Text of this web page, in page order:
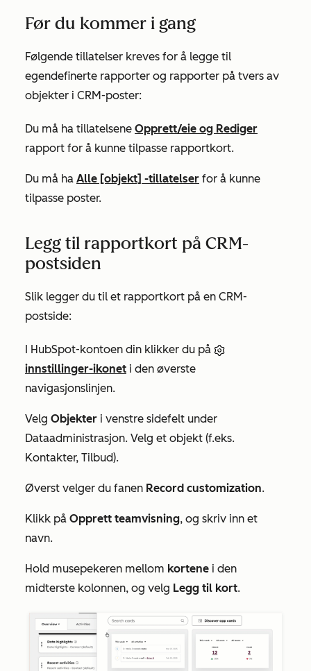
Før du kommer i gang
Følgende tillatelser kreves for å legge til
egendefinerte rapporter og rapporter på tvers av
objekter i CRM-poster:
Du må ha tillatelsene Opprett/eie og Rediger
rapport for å kunne tilpasse rapportkort.
Du må ha Alle [objekt] -tillatelser for å kunne
tilpasse poster.
Legg til rapportkort på CRM-
postsiden
Slik legger du til et rapportkort på en CRM-
postside:
I HubSpot-kontoen din klikker du på
innstillinger-ikonet i den øverste
navigasjonslinjen.
Velg Objekter i venstre sidefelt under
Dataadministrasjon. Velg et objekt (f.eks.
Kontakter, Tilbud).
Øverst velger du fanen Record customization.
Klikk på Opprett teamvisning, og skriv inn et
navn.
Hold musepekeren mellom kortene i den
midterste kolonnen, og velg Legg til kort.